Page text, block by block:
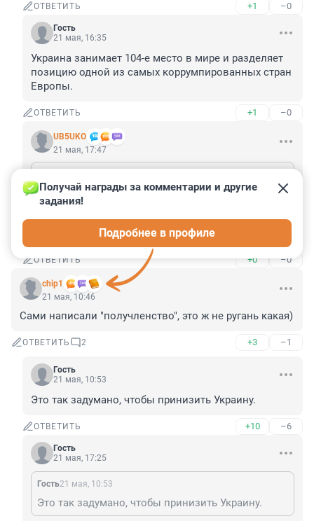
ОТВЕТИТЬ +1 –0
Гость
21 мая, 16:35
Украина занимает 104-е место в мире и разделяет
позицию одной из самых коррумпированных стран
Европы.
ОТВЕТИТЬ +1 –0
UB5UKO
21 мая, 17:47
Украина занимает 104-е место в мире и разделяет позицию одной из самых коррумпированных стран Европы.
Для полноты картины: Украина 104-е, Россия -157-е.
Всего в списке 181 страна.
ОТВЕТИТЬ +0 –0
chip1
Получай награды за комментарии и другие
задания!
Подробнее в профиле
21 мая, 10:46
Сами написали "получленство", это ж не ругань какая)
ОТВЕТИТЬ 2 +3 –1
Гость
21 мая, 10:53
Это так задумано, чтобы принизить Украину.
ОТВЕТИТЬ +10 –6
Гость
21 мая, 17:25
Гость21 мая, 10:53
Это так задумано, чтобы принизить Украину.